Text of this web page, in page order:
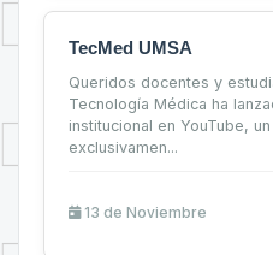
TecMed UMSA
Queridos docentes y
Tecnología Médica ha
institucional en YouTube,
exclusivamen...
13 de Noviembre